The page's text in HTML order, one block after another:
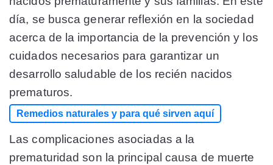
día, se busca generar reflexión en la sociedad
acerca de la importancia de la prevención y los
cuidados necesarios para garantizar un
desarrollo saludable de los recién nacidos
prematuros.
Remedios naturales y para qué sirven aquí
Las complicaciones asociadas a la
prematuridad son la principal causa de muerte